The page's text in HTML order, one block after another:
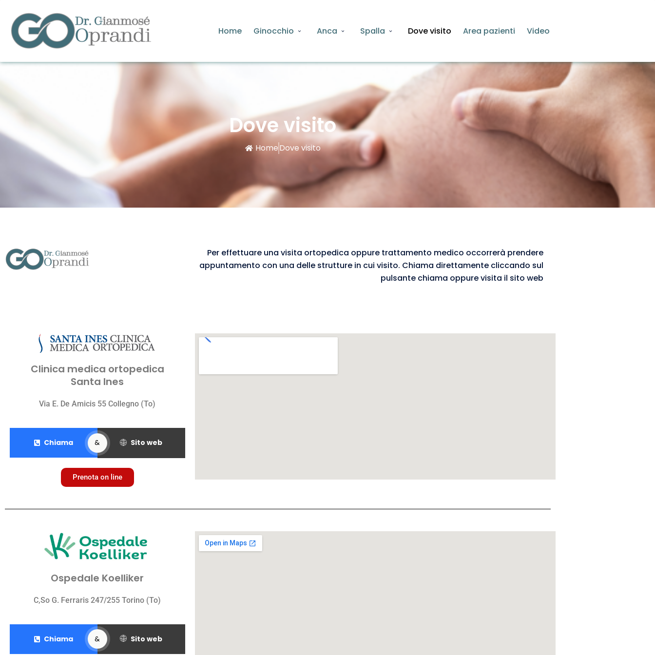
Home Ginocchio Anca Spalla Dove visito Area pazienti Video
Dove visito
HomeDove visito
Per effettuare una visita ortopedica oppure trattamento medico occorrerà prendere
appuntamento con una delle strutture in cui visito. Chiama direttamente cliccando sul
pulsante chiama oppure visita il sito web
Clinica medica ortopedica
Santa Ines
Via E. De Amicis 55 Collegno (To)
Chiama & Sito web
Prenota on line
Ospedale Koelliker
C,So G. Ferraris 247/255 Torino (To)
Chiama & Sito web